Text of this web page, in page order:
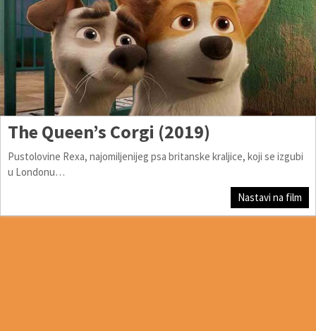
The Queen’s Corgi (2019)
Pustolovine Rexa, najomiljenijeg psa britanske kraljice, koji se izgubi
u Londonu…
Nastavi na film